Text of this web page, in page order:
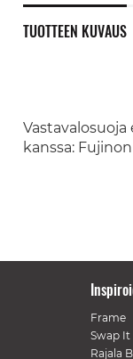
TUOTTEEN KUVAUS
kanssa:
Frame
Swap It
Rajala